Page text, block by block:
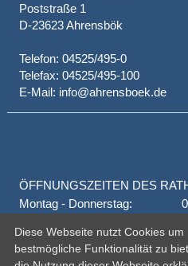
Poststraße 1
D-23623 Ahrensbök
Telefon: 04525/495-0
Telefax: 04525/495-100
E-Mail: info@ahrensboek.de
ÖFFNUNGSZEITEN DES
Montag - Donnerstag:
jeden 1. und 3. Montag
Freitag
Diese Webseite nutzt Cookies um
bestmögliche Funktionalität zu